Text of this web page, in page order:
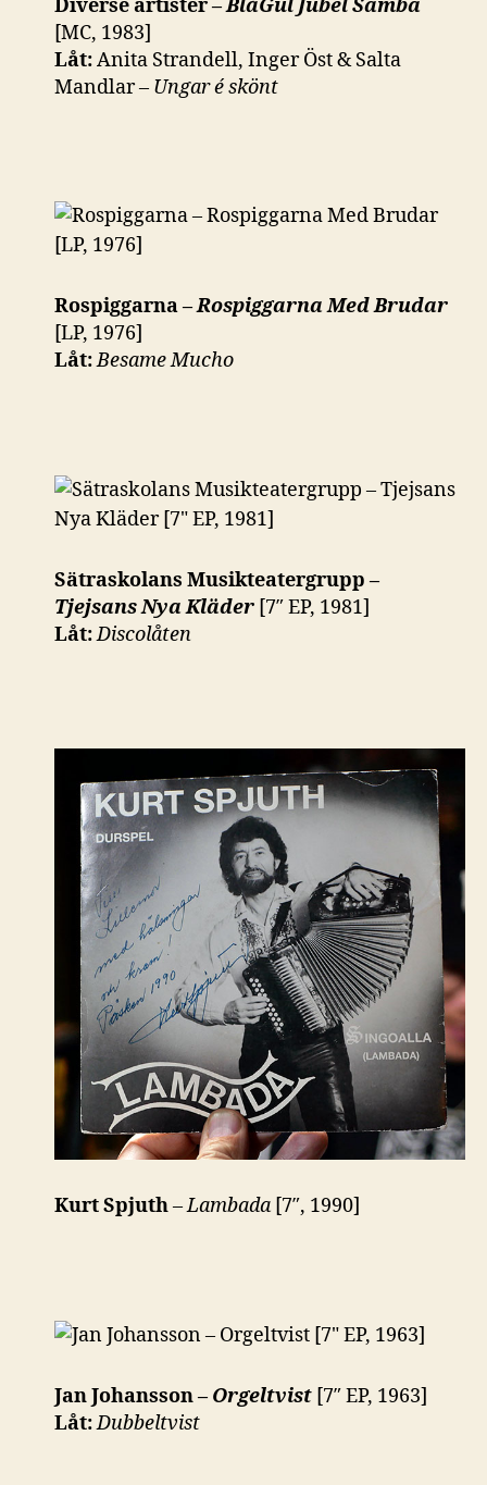
Diverse artister –BlåGul Jubel Samba
[MC, 1983]
Låt:Anita Strandell, Inger Öst & Salta
Mandlar – Ungar é skönt
Rospiggarna –Rospiggarna Med Brudar
[LP, 1976]
Låt:Besame Mucho
Sätraskolans Musikteatergrupp –
Tjejsans Nya Kläder [7″ EP, 1981]
Låt:Discolåten
Kurt Spjuth–Lambada [7″, 1990]
Jan Johansson – Orgeltvist [7″ EP, 1963]
Låt:Dubbeltvist